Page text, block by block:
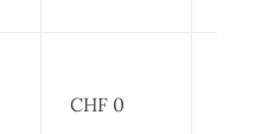
CHF 0